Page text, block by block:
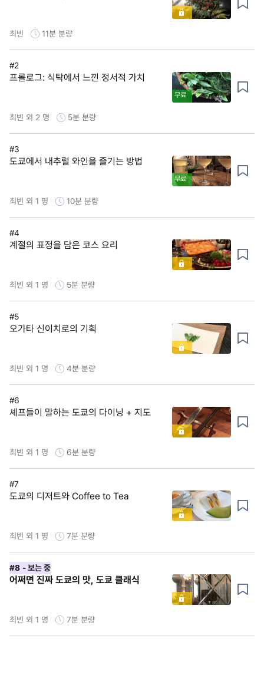
최빈 11분 분량
#2
프롤로그: 식탁에서 느낀 정서적 가치
무료
최빈 외 2 명 5분 분량
#3
도쿄에서 내추럴 와인을 즐기는 방법
무료
최빈 외 1 명 10분 분량
#4
계절의 표정을 담은 코스 요리
최빈 외 1 명 5분 분량
#5
오가타 신이치로의 기획
최빈 외 1 명 4분 분량
#6
셰프들이 말하는 도쿄의 다이닝 + 지도
최빈 외 1 명 6분 분량
#7
도쿄의 디저트와 Coffee to Tea
최빈 외 1 명 7분 분량
#8 - 보는 중
어쩌면 진짜 도쿄의 맛, 도쿄 클래식
최빈 외 1 명 7분 분량